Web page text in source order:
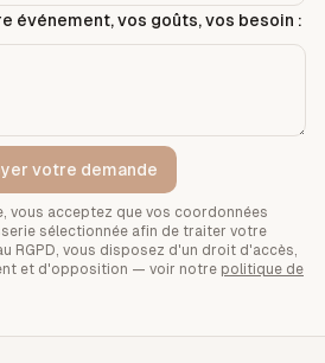
événement, vos goûts, vos besoin :
votre demande
vous acceptez que vos coordonnées
sélectionnée afin de traiter votre
RGPD, vous disposez d'un droit d'accès,
et d'opposition — voir notre politique de